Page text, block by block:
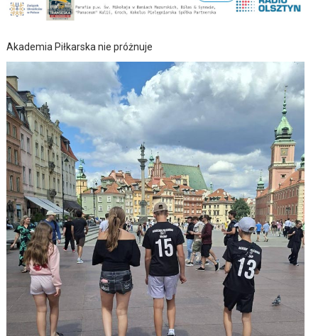
Akademia Piłkarska nie próżnuje